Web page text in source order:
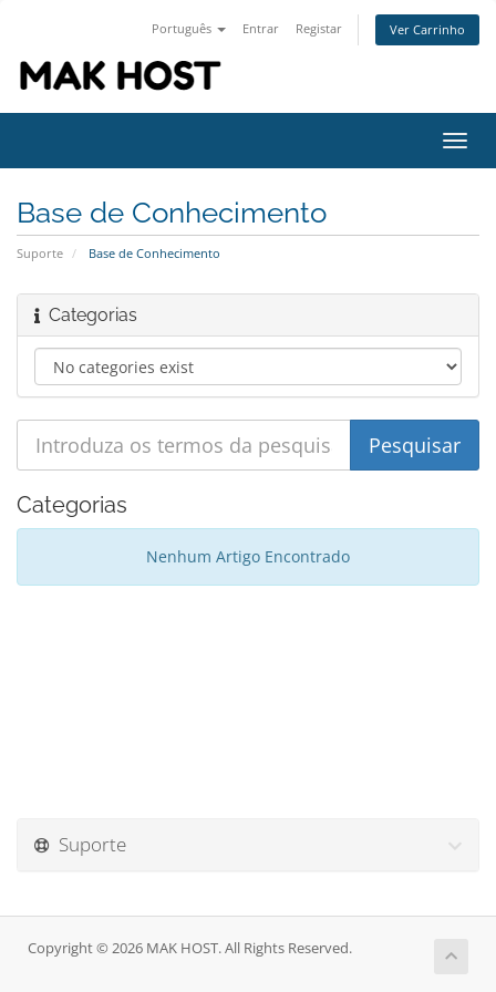
Português Entrar Registar Ver Carrinho
Base de Conhecimento
Suporte Base de Conhecimento
Categorias
Categorias
Nenhum Artigo Encontrado
Suporte
Copyright © 2026 MAK HOST. All Rights Reserved.